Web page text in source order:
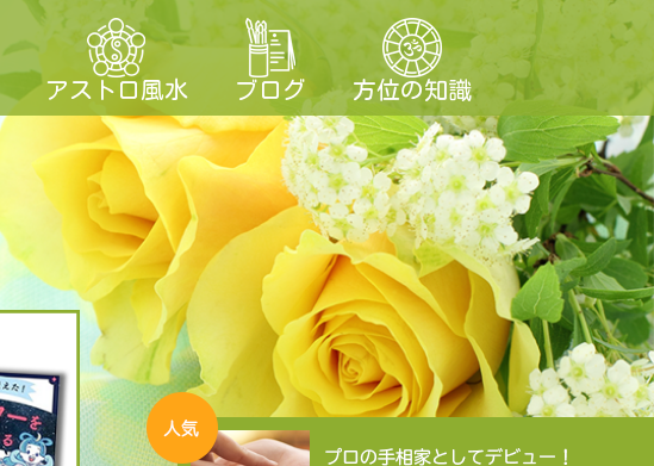
アストロ風水 ブログ 方位の知識